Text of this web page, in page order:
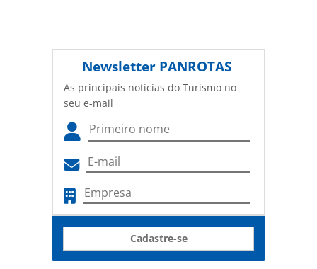
Newsletter PANROTAS
As principais notícias do Turismo no
seu e-mail
Cadastre-se